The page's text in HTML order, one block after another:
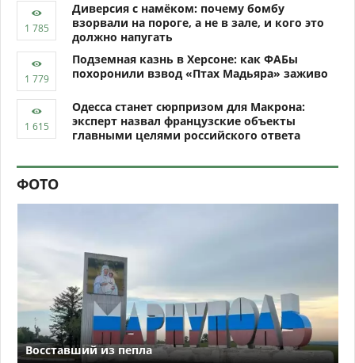
Диверсия с намёком: почему бомбу
взорвали на пороге, а не в зале, и кого это
должно напугать
Подземная казнь в Херсоне: как ФАБы
похоронили взвод «Птах Мадьяра» заживо
Одесса станет сюрпризом для Макрона:
эксперт назвал французские объекты
главными целями российского ответа
ФОТО
Восставший из пепла